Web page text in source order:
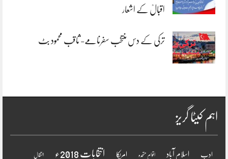
اقبالؒ کے اشعار
ترکی کے دس منتخب سفرنامے- ثاقب محمود بٹ
اہم کیٹا گریز
ادب اسلام آباد اقوامِ متحدہ امریکا انتخابات 2018ء انتقال